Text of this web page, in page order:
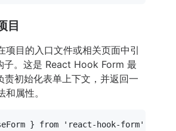
目
项目的入口文件或相关页面中引
子。这是 React Hook Form 最
责初始化表单上下文，并返回一
属性。
} from 'react-hook-form'